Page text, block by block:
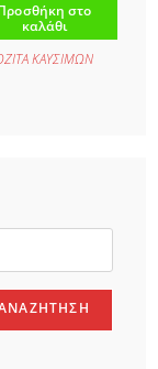
στο
καλάθι
ΚΑΥΣΙΜΩΝ